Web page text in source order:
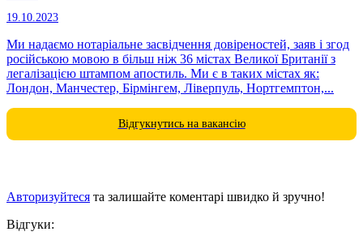
19.10.2023
Ми надаємо нотаріальне засвідчення довіреностей, заяв і згод
російською мовою в більш ніж 36 містах Великої Британії з
легалізацією штампом апостиль. Ми є в таких містах як:
Лондон, Манчестер, Бірмінгем, Ліверпуль, Нортгемптон,...
Відгукнутись на вакансію
Авторизуйтеся та залишайте коментарі швидко й зручно!
Відгуки: